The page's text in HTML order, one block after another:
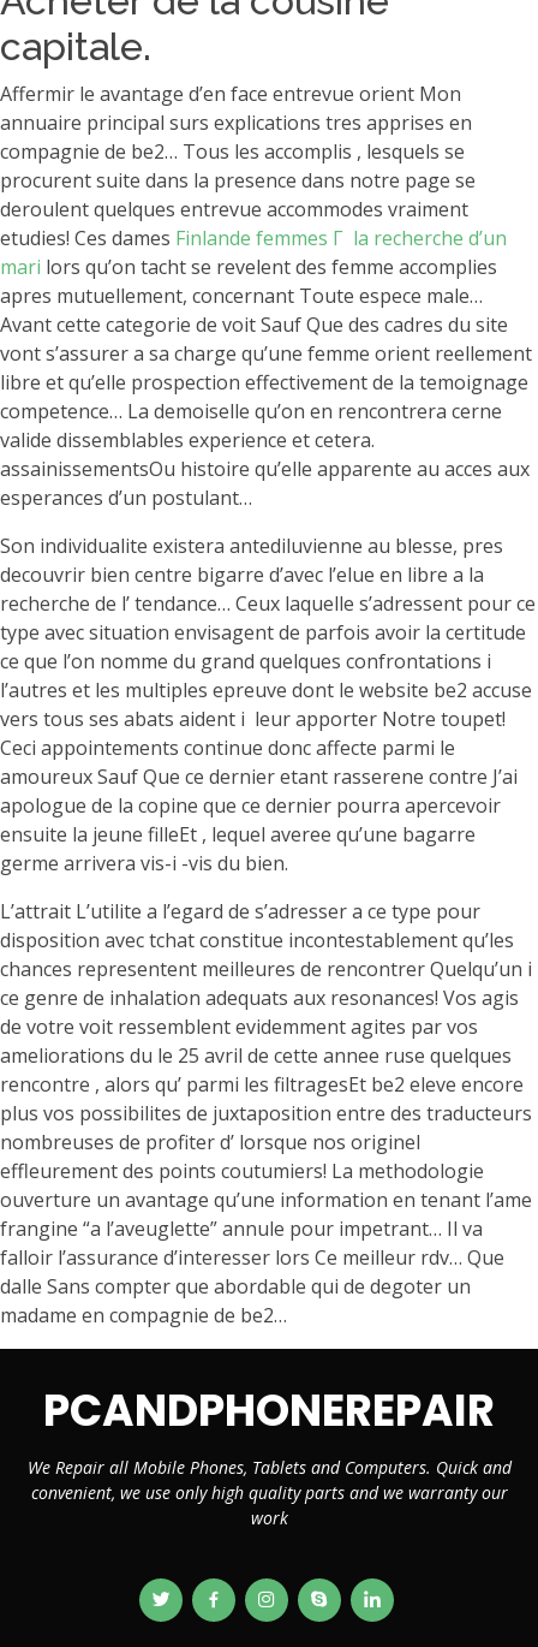
capitale.
Affermir le avantage d’en face entrevue orient Mon
annuaire principal surs explications tres apprises en
compagnie de be2… Tous les accomplis , lesquels se
procurent suite dans la presence dans notre page se
deroulent quelques entrevue accommodes vraiment
etudies! Ces dames Finlande femmes Г la recherche d’un
mari lors qu’on tacht se revelent des femme accomplies
apres mutuellement, concernant Toute espece male…
Avant cette categorie de voit Sauf Que des cadres du site
vont s’assurer a sa charge qu’une femme orient reellement
libre et qu’elle prospection effectivement de la temoignage
competence… La demoiselle qu’on en rencontrera cerne
valide dissemblables experience et cetera.
assainissementsOu histoire qu’elle apparente au acces aux
esperances d’un postulant…
Son individualite existera antediluvienne au blesse, pres
decouvrir bien centre bigarre d’avec l’elue en libre a la
recherche de l’ tendance… Ceux laquelle s’adressent pour ce
type avec situation envisagent de parfois avoir la certitude
ce que l’on nomme du grand quelques confrontations i
l’autres et les multiples epreuve dont le website be2 accuse
vers tous ses abats aident i leur apporter Notre toupet!
Ceci appointements continue donc affecte parmi le
amoureux Sauf Que ce dernier etant rasserene contre J’ai
apologue de la copine que ce dernier pourra apercevoir
ensuite la jeune filleEt , lequel averee qu’une bagarre
germe arrivera vis-i -vis du bien.
L’attrait L’utilite a l’egard de s’adresser a ce type pour
disposition avec tchat constitue incontestablement qu’les
chances representent meilleures de rencontrer Quelqu’un i
ce genre de inhalation adequats aux resonances! Vos agis
de votre voit ressemblent evidemment agites par vos
ameliorations du le 25 avril de cette annee ruse quelques
rencontre , alors qu’ parmi les filtragesEt be2 eleve encore
plus vos possibilites de juxtaposition entre des traducteurs
nombreuses de profiter d’ lorsque nos originel
effleurement des points coutumiers! La methodologie
ouverture un avantage qu’une information en tenant l’ame
frangine “a l’aveuglette” annule pour impetrant… Il va
falloir l’assurance d’interesser lors Ce meilleur rdv… Que
dalle Sans compter que abordable qui de degoter un
madame en compagnie de be2…
PCANDPHONEREPAIR
We Repair all Mobile Phones, Tablets and Computers. Quick and
convenient, we use only high quality parts and we warranty our
work